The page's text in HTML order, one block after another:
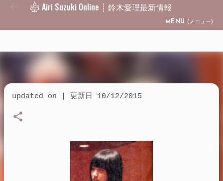
Skip to main content
Airi Suzuki Online ┊ 鈴木愛理最新情報
MENU (メニュー)
updated on | 更新日 10/12/2015